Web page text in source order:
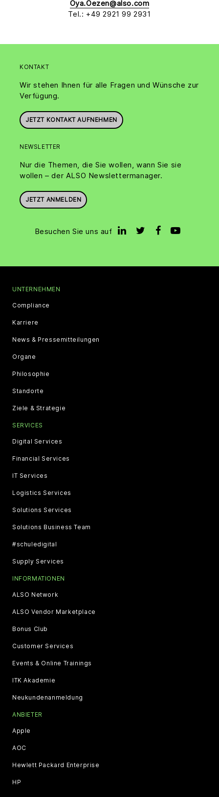
Oya.Oezen@also.com
Tel.: +49 2921 99 2931
KONTAKT
Wir stehen Ihnen für alle Fragen und Wünsche zur
Verfügung.
JETZT KONTAKT AUFNEHMEN
NEWSLETTER
Nur die Themen, die Sie wollen, wann Sie sie
wollen – der ALSO Newslettermanager.
JETZT ANMELDEN
Besuchen Sie uns auf
UNTERNEHMEN
Compliance
Karriere
News & Pressemitteilungen
Organe
Philosophie
Standorte
Ziele & Strategie
SERVICES
Digital Services
Financial Services
IT Services
Logistics Services
Solutions Services
Solutions Business Team
#schuledigital
Supply Services
INFORMATIONEN
ALSO Network
ALSO Vendor Marketplace
Bonus Club
Customer Services
Events & Online Trainings
ITK Akademie
Neukundenanmeldung
ANBIETER
Apple
AOC
Hewlett Packard Enterprise
HP